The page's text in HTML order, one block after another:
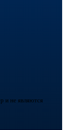
и не являются